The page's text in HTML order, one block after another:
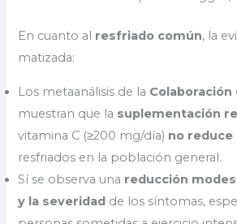
En cuanto al resfriado común, la
matizada:
Los metaanálisis de la Colaboración
muestran que la suplementación
vitamina C (≥200 mg/día) no reduce
resfriados en la población general.
Sí se observa una reducción
y la severidad de los síntomas,